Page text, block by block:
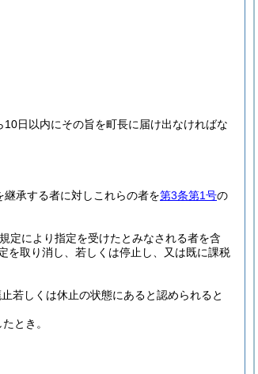
日以内にその旨を町長に届け出なければな
承する者に対しこれらの者を第3条第1号の
定により指定を受けたとみなされる者を含
を取り消し、若しくは停止し、又は既に課税
若しくは休止の状態にあると認められると
とき。